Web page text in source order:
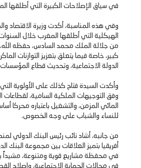
في سياق الإصلاحات الكبيرة التي أطلقها
وفي هذه المناسبة، أكدت وزيرة الاقتصاد
الهيكلية التي أطلقها المغرب خلال
من جلالة الملك محمد السادس، حفظه
كبير، خاصة فيما يتعلق بتعزيز التوازنات
الدولة الاجتماعية، وتحديث قطاع
وأكدت السيدة فتاح كذلك على الأولوية
وفق التوجيهات الملكية السامية،
المائي المزمن، والتشغيل باعتباره محركا
للنساء والشباب على وجه الخصوص.
من جانبه، أشاد نائب رئيس البنك الدولي
أفريقيا بتميز العلاقات بين مجموعة البنك
في محفظة مشاريع قوية ومتنوعة، مشيداً
في مجالات الحماية الاجتماعية، وإصلاح